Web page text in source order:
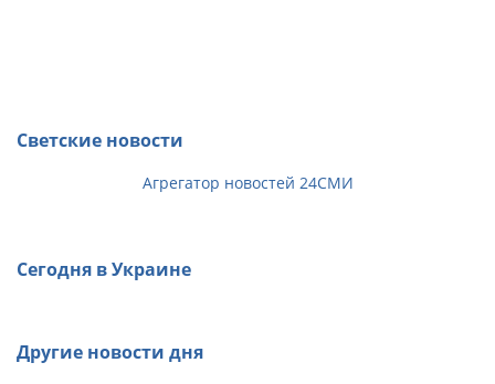
Светские новости
Агрегатор новостей 24СМИ
Сегодня в Украине
Другие новости дня